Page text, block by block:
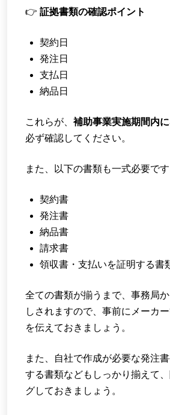
👉 証拠書類の確認ポイント
契約日
発注日
支払日
納品日
これらが、 補助事業実施期間内
必ず確認してください。
また、以下の書類も一式必要です
契約書
発注書
納品書
請求書
領収書・支払いを証明する書
全ての書類が揃うまで、事務局
しされますので、事前にメーカ
を伝えておきましょう。
また、自社で作成が必要な発注
する書類などもしっかり揃えて
グしておきましょう。